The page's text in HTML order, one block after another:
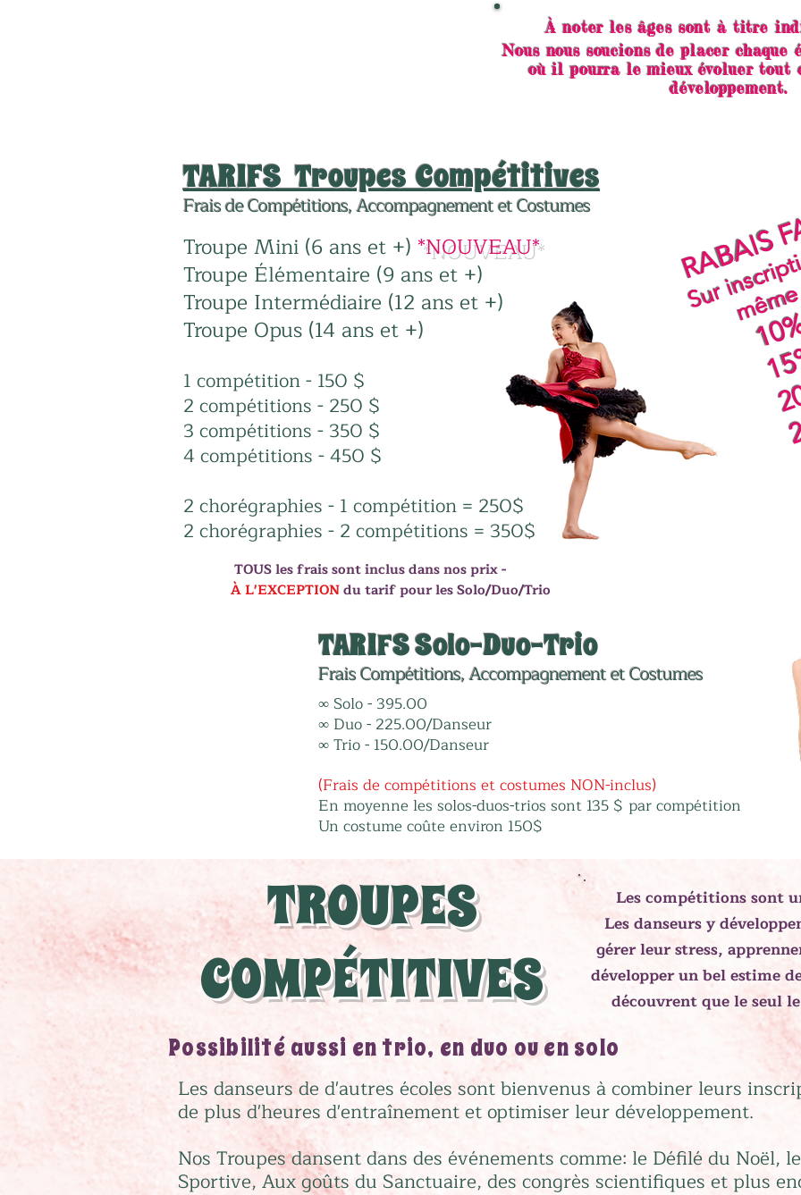
À noter les âges sont à titre
Nous nous soucions de placer chaque
où il pourra le mieux évoluer tout
développement.
TARIFS Solo-Duo-Trio
Frais Compétitions, Accompagnement et Costumes
∞ Solo - 395.00
∞ Duo - 225.00/Danseur
∞ Trio - 150.00/Danseur
(Frais de compétitions et costumes NON-inclus)
En moyenne les solos-duos-trios sont 135 $ par compétition
Un costume coûte environ 150$
RABAIS
TARIFS Troupes Compétitives
Frais de Compétitions, Accompagnement et Costumes ​​
Troupe Mini (6 ans et +) *NOUVEAU*
Troupe Élémentaire (9 ans et +)
Troupe Intermédiaire (12 ans et +)
Troupe Opus (14 ans et +)​​
1 compétition - 150 $
2 compétitions - 250 $
3 compétitions - 350 $
4 compétitions - 450 $
2 chorégraphies - 1 compétition = 250$
2 chorégraphies - 2 compétitions = 350$
TOUS les frais sont inclus dans nos prix -
À L'EXCEPTIONdu tarif pour les Solo/Duo/Trio
TROUPES
COMPÉTITIVES
Les compétitions sont
Les danseurs y
gérer leur stress,
développer un bel estime
découvrent que le seul
Possibilité aussi en trio, en duo ou en solo
Les danseurs de d'autres écoles sont bienvenus à combiner leurs
de plus d'heures d'entraînement et optimiser leur développement.
Nos Troupes dansent dans des événements comme: le Défilé du Noël,
Sportive, Aux goûts du Sanctuaire, des congrès scientifiques et plus